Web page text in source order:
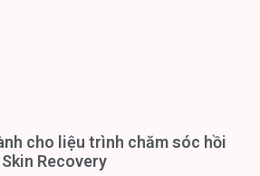
cho liệu trình chăm sóc hồi
Recovery